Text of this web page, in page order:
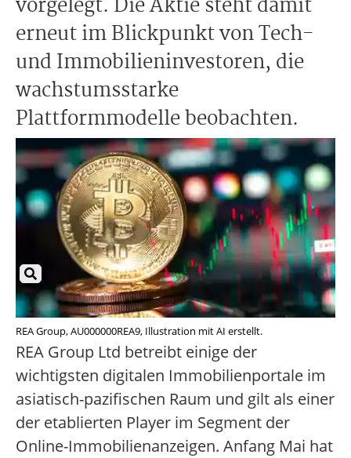
vorgelegt. Die Aktie steht damit
erneut im Blickpunkt von Tech-
und Immobilieninvestoren, die
wachstumsstarke
Plattformmodelle beobachten.
REA Group, AU000000REA9, Illustration mit AI erstellt.
REA Group Ltd betreibt einige der
wichtigsten digitalen Immobilienportale im
asiatisch-pazifischen Raum und gilt als einer
der etablierten Player im Segment der
Online-Immobilienanzeigen. Anfang Mai hat